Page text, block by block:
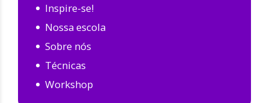
Inspire-se!
Nossa escola
Sobre nós
Técnicas
Workshop